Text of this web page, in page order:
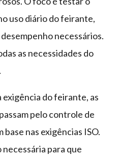
uso diário do feirante,
necessários.
as necessidades do
exigência do feirante, as
pelo controle de
base nas exigências ISO.
necessária para que